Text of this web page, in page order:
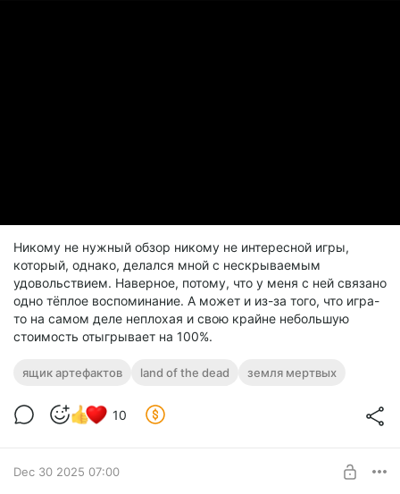
Никому не нужный обзор никому не интересной игры,
который, однако, делался мной с нескрываемым
удовольствием. Наверное, потому, что у меня с ней связано
одно тёплое воспоминание. А может и из-за того, что игра-
то на самом деле неплохая и свою крайне небольшую
стоимость отыгрывает на 100%.
ящик артефактов land of the dead земля мертвых
10
Dec 30 2025 07:00